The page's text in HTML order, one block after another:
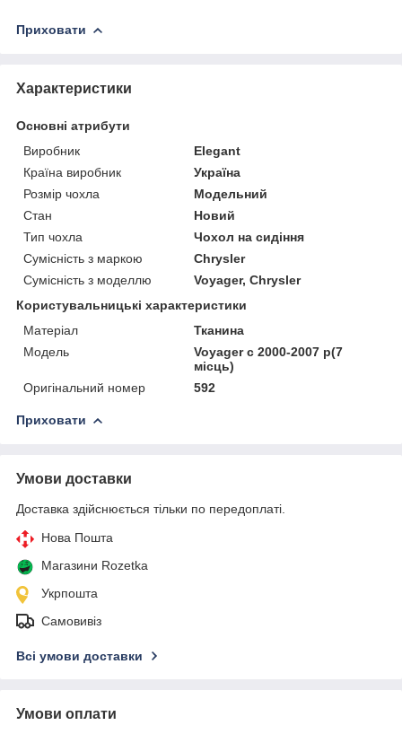
Приховати
Характеристики
Основні атрибути
Виробник
Elegant
Країна виробник
Україна
Розмір чохла
Модельний
Стан
Новий
Тип чохла
Чохол на сидіння
Сумісність з маркою
Chrysler
Сумісність з моделлю
Voyager, Chrysler
Користувальницькі характеристики
Матеріал
Тканина
Модель
Voyager c 2000-2007 р(7
місць)
Оригінальний номер
592
Приховати
Умови доставки
Доставка здійснюється тільки по передоплаті.
Нова Пошта
Магазини Rozetka
Укрпошта
Самовивіз
Всі умови доставки
Умови оплати